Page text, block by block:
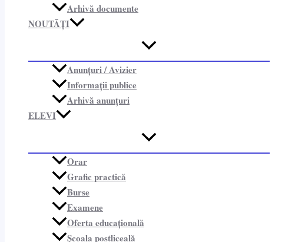
Arhivă documente
NOUTĂȚI
Anunțuri / Avizier
Informații publice​
Arhivă anunțuri
ELEVI
Orar
Grafic practică
Burse
Examene
Oferta educațională
Școala postliceală